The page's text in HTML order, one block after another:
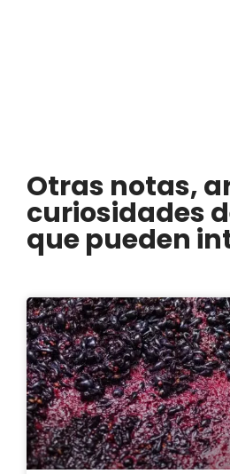
Otras notas,
curiosidades
que pueden